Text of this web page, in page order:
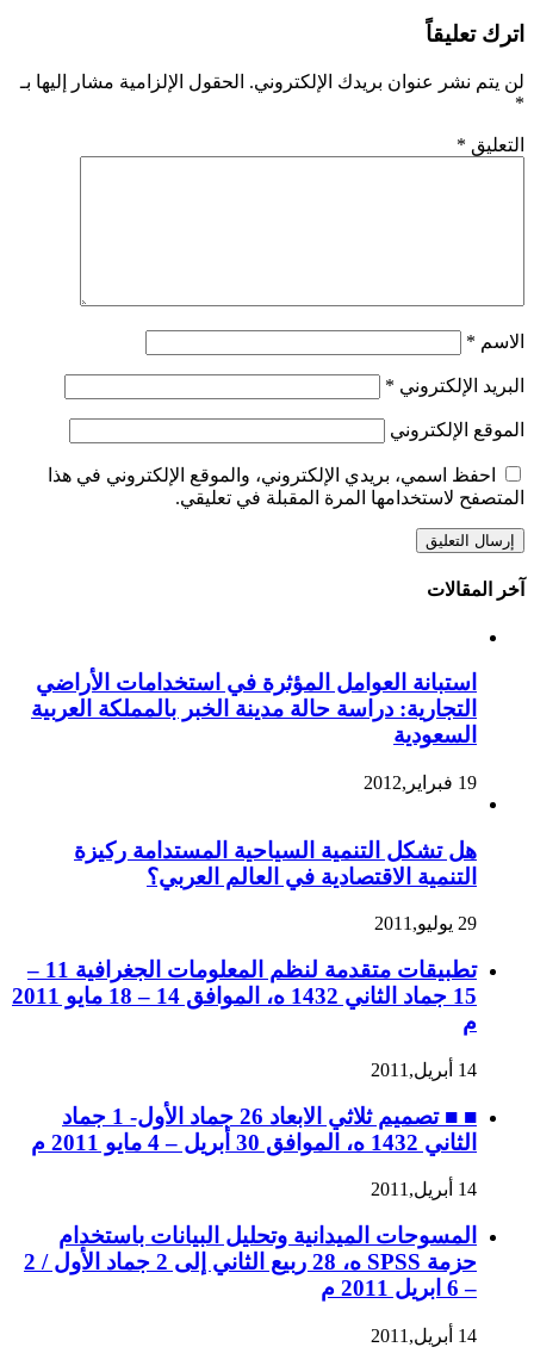
اترك تعليقاً
لن يتم نشر عنوان بريدك الإلكتروني. الحقول الإلزامية مشار إليها بـ
*
التعليق *
الاسم *
البريد الإلكتروني *
الموقع الإلكتروني
احفظ اسمي، بريدي الإلكتروني، والموقع الإلكتروني في هذا
المتصفح لاستخدامها المرة المقبلة في تعليقي.
آخر المقالات
استبانة العوامل المؤثرة في استخدامات الأراضي
التجارية: دراسة حالة مدينة الخبر بالمملكة العربية
السعودية
19 فبراير,2012
هل تشكل التنمية السياحية المستدامة ركيزة
التنمية الاقتصادية في العالم العربي؟
29 يوليو,2011
تطبيقات متقدمة لنظم المعلومات الجغرافية 11 –
15 جماد الثاني 1432 ه، الموافق 14 – 18 مايو 2011
م
14 أبريل,2011
■ ■ تصميم ثلاثي الابعاد 26 جماد الأول- 1 جماد
الثاني 1432 ه، الموافق 30 أبريل – 4 مايو 2011 م
14 أبريل,2011
المسوحات الميدانية وتحليل البيانات باستخدام
حزمة SPSS ه، 28 ربيع الثاني إلى 2 جماد الأول / 2
– 6 ابريل 2011 م
14 أبريل,2011